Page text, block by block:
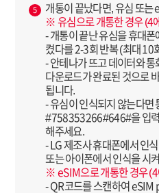
5
개통이 끝났다면, 유심 또는
※ 유심으로 개통한 경우 (4
- 개통이 끝난 유심을 휴대
켰다를 2-3회 반복 (최대 10
- 안테나가 뜨고 데이터와
다운로드가 완료된 것으로
됩니다.
- 유심이 인식되지 않는다면
#758353266#646#을 입력
해주세요.
- LG 제조사 휴대폰에서 인
또는 아이폰에서 인식을 시
※ eSIM으로 개통한 경우 (4
- QR코드를 스캔하여